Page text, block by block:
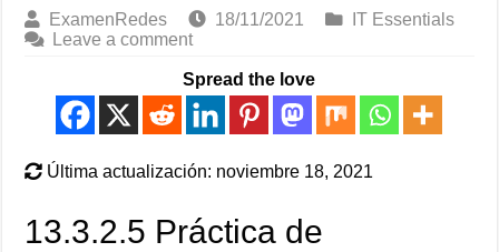
ExamenRedes 18/11/2021
IT Essentials
Leave a comment
Spread the love
Última actualización: noviembre 18, 2021
13.3.2.5 Práctica de